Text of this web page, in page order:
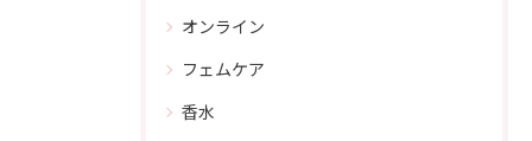
オンライン
フェムケア
香水